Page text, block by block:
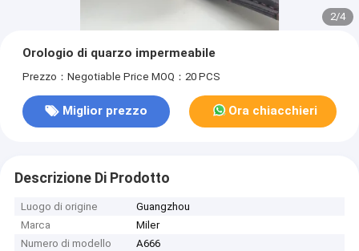
2/4
Orologio di quarzo impermeabile
Prezzo：Negotiable Price MOQ：20 PCS
Miglior prezzo Ora chiacchieri
Descrizione Di Prodotto
Luogo di origine
Guangzhou
Marca
Miler
Numero di modello
A666